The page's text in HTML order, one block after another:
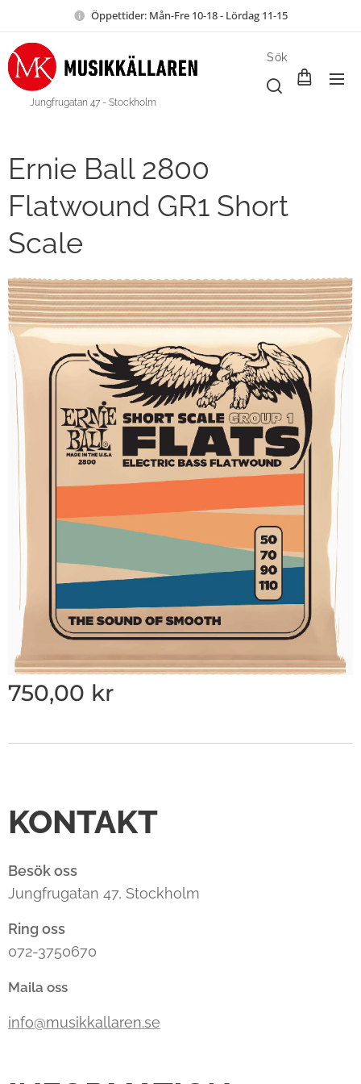
Öppettider: Mån-Fre 10-18 - Lördag 11-15
Jungfrugatan 47 - Stockholm
Sök
Ernie Ball 2800
Flatwound GR1 Short
Scale
750,00 kr
KONTAKT
Besök oss
Jungfrugatan 47, Stockholm
Ring oss
072-3750670
Maila oss
info@musikkallaren.se